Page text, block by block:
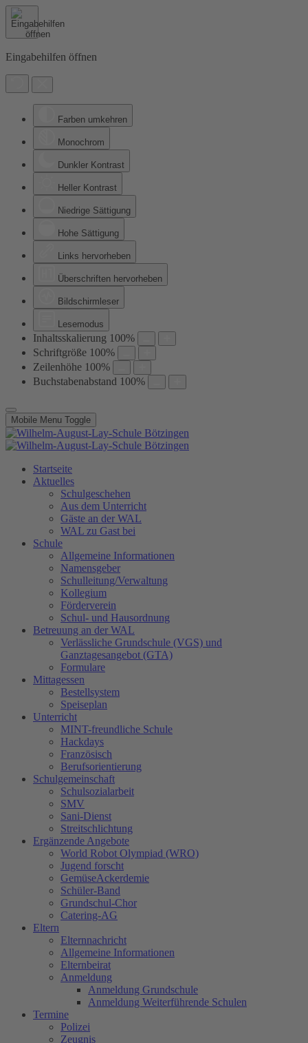
Eingabehilfen öffnen
Farben umkehren
Monochrom
Dunkler Kontrast
Heller Kontrast
Niedrige Sättigung
Hohe Sättigung
Links hervorheben
Überschriften hervorheben
Bildschirmleser
Lesemodus
Inhaltsskalierung 100%
Schriftgröße 100%
Zeilenhöhe 100%
Buchstabenabstand 100%
Mobile Menu Toggle
Startseite
Aktuelles
Schulgeschehen
Aus dem Unterricht
Gäste an der WAL
WAL zu Gast bei
Schule
Allgemeine Informationen
Namensgeber
Schulleitung/Verwaltung
Kollegium
Förderverein
Schul- und Hausordnung
Betreuung an der WAL
Verlässliche Grundschule (VGS) und
Ganztagesangebot (GTA)
Formulare
Mittagessen
Bestellsystem
Speiseplan
Unterricht
MINT-freundliche Schule
Hackdays
Französisch
Berufsorientierung
Schulgemeinschaft
Schulsozialarbeit
SMV
Sani-Dienst
Streitschlichtung
Ergänzende Angebote
World Robot Olympiad (WRO)
Jugend forscht
GemüseAckerdemie
Schüler-Band
Grundschul-Chor
Catering-AG
Eltern
Elternnachricht
Allgemeine Informationen
Elternbeirat
Anmeldung
Anmeldung Grundschule
Anmeldung Weiterführende Schulen
Termine
Polizei
Zeugnis